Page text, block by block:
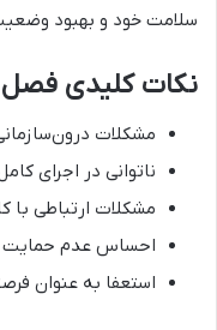
سلامت خود و بهبود
نکات کلیدی فصل 9 کتاب جلال آل احمد:
مشکلات
ناتوانی در اجرای
مشکلات ارتباطی با
احساس عدم حمایت
استعفا به عنوان